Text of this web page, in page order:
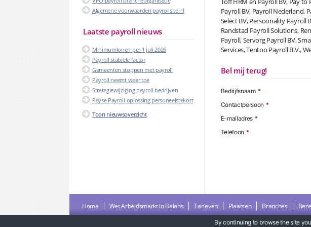
Algemene voorwaarden payrollsite.nl
Laatste payroll nieuws
Minimumlonen per 1 juli 2026
Payroll stabiele factor
Gemeenten stoppen met payroll
Payroll neemt weer toe
Strategiewijziging payroll bedrijven
Payse Payroll oplossing personeelstekort
Toon nieuwsoverzicht
Payroll BV, Payroll Nederland,
Select BV, Persoonality Payroll
Randstad Payroll Solutions,
Payroll, Servorg Payroll BV,
Services, Tentoo Payroll B.V.,
Bel mij terug!
Bedrijfsnaam *
Contactpersoon *
E-mailadres *
Telefoon *
Home Wet Arbeidsmarkt in Balans Tarieven Plaatsen Branches
By continuing to browse the site